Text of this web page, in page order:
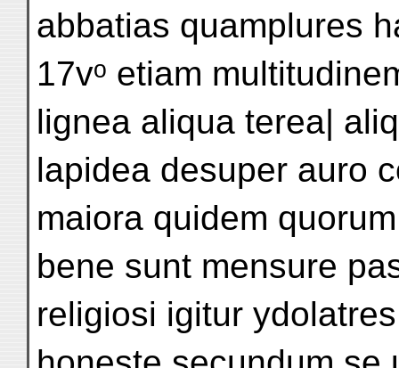
abbatias quamplures
17vᵒ etiam
lignea aliqua terea|
lapidea desuper auro
maiora quidem
bene sunt mensure
religiosi igitur